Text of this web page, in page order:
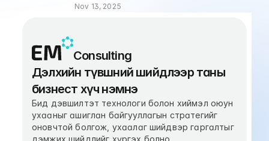
Nov 13, 2025
Consulting
Дэлхийн түвшний шийдлээр таны
бизнест хүч нэмнэ
Бид дэвшилтэт технологи болон хиймэл оюун
ухааныг ашиглан байгууллагын стратегийг
оновчтой болгож, ухаалаг шийдвэр гаргалтыг
дэмжих шийдлийг хүргэх болно